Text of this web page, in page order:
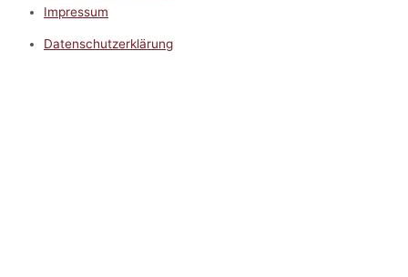
Impressum
Datenschutzerklärung